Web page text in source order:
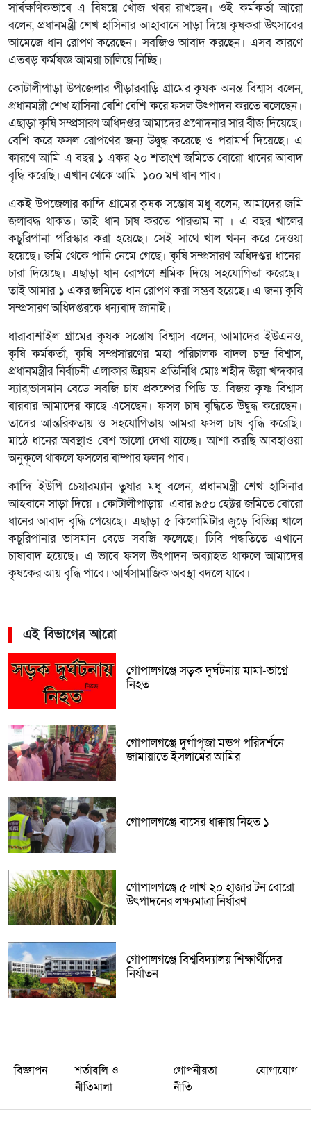
সার্বক্ষণিকভাবে এ বিষয়ে খোঁজ খবর রাখছেন। ওই কর্মকর্তা আরো
বলেন, প্রধানমন্ত্রী শেখ হাসিনার আহাবানে সাড়া দিয়ে কৃষকরা উৎসাবের
আমেজে ধান রোপণ করেছেন। সবজিও আবাদ করছেন। এসব কারণে
এতবড় কর্মযজ্ঞ আমরা চালিয়ে নিচ্ছি।
কোটালীপাড়া উপজেলার পীড়ারবাড়ি গ্রামের কৃষক অনন্ত বিশ্বাস বলেন,
প্রধানমন্ত্রী শেখ হাসিনা বেশি বেশি করে ফসল উৎপাদন করতে বলেছেন।
এছাড়া কৃষি সম্প্রসারণ অধিদপ্তর আমাদের প্রণোদনার সার বীজ দিয়েছে।
বেশি করে ফসল রোপণের জন্য উদ্বুদ্ধ করেছে ও পরামর্শ দিয়েছে। এ
কারণে আমি এ বছর ১ একর ২০ শতাংশ জমিতে বোরো ধানের আবাদ
বৃদ্ধি করেছি। এখান থেকে আমি ১০০ মণ ধান পাব।
একই উপজেলার কান্দি গ্রামের কৃষক সন্তোষ মধু বলেন, আমাদের জমি
জলাবদ্ধ থাকত। তাই ধান চাষ করতে পারতাম না । এ বছর খালের
কচুরিপানা পরিস্কার করা হয়েছে। সেই সাথে খাল খনন করে দেওয়া
হয়েছে। জমি থেকে পানি নেমে গেছে। কৃষি সম্প্রসারণ অধিদপ্তর ধানের
চারা দিয়েছে। এছাড়া ধান রোপণে শ্রমিক দিয়ে সহযোগিতা করেছে।
তাই আমার ১ একর জমিতে ধান রোপণ করা সম্ভব হয়েছে। এ জন্য কৃষি
সম্প্রসারণ অধিদপ্তরকে ধন্যবাদ জানাই।
ধারাবাশাইল গ্রামের কৃষক সন্তোষ বিশ্বাস বলেন, আমাদের ইউএনও,
কৃষি কর্মকর্তা, কৃষি সম্প্রসারণের মহা পরিচালক বাদল চন্দ্র বিশ্বাস,
প্রধানমন্ত্রীর নির্বাচনী এলাকার উন্নয়ন প্রতিনিধি মোঃ শহীদ উল্লা খন্দকার
স্যার,ভাসমান বেডে সবজি চাষ প্রকল্পের পিডি ড. বিজয় কৃষ্ণ বিশ্বাস
বারবার আমাদের কাছে এসেছেন। ফসল চাষ বৃদ্ধিতে উদ্বুদ্ধ করেছেন।
তাদের আন্তরিকতায় ও সহযোগিতায় আমরা ফসল চাষ বৃদ্ধি করেছি।
মাঠে ধানের অবস্থাও বেশ ভালো দেখা যাচ্ছে। আশা করছি আবহাওয়া
অনুকূলে থাকলে ফসলের বাম্পার ফলন পাব।
কান্দি ইউপি চেয়ারম্যান তুষার মধু বলেন, প্রধানমন্ত্রী শেখ হাসিনার
আহবানে সাড়া দিয়ে । কোটালীপাড়ায় এবার ৯৫০ হেক্টর জমিতে বোরো
ধানের আবাদ বৃদ্ধি পেয়েছে। এছাড়া ৫ কিলোমিটার জুড়ে বিভিন্ন খালে
কচুরিপানার ভাসমান বেডে সবজি ফলেছে। ঢিবি পদ্ধতিতে এখানে
চাষাবাদ হয়েছে। এ ভাবে ফসল উৎপাদন অব্যাহত থাকলে আমাদের
কৃষকের আয় বৃদ্ধি পাবে। আর্থসামাজিক অবস্থা বদলে যাবে।
এই বিভাগের আরো
গোপালগঞ্জে সড়ক দুর্ঘটনায় মামা-ভাগ্নে
নিহত
গোপালগঞ্জে দুর্গাপূজা মন্ডপ পরিদর্শনে
জামায়াতে ইসলামের আমির
গোপালগঞ্জে বাসের ধাক্কায় নিহত ১
গোপালগঞ্জে ৫ লাখ ২০ হাজার টন বোরো
উৎপাদনের লক্ষ্যমাত্রা নির্ধারণ
গোপালগঞ্জে বিশ্ববিদ্যালয় শিক্ষার্থীদের
নির্যাতন
বিজ্ঞাপন
শর্তাবলি ও
নীতিমালা
গোপনীয়তা
নীতি
যোগাযোগ